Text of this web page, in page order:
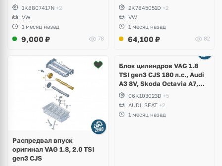
1K8807417N +2
VW
1 месяц назад
9,000 ₽ 78
2K7845051D +2
VW
1 месяц назад
64,100 ₽ 82
Распредвал впуск
оригинал VAG 1.8, 2.0 TSI
gen3 CJS
2 фото
Блок цилиндров VAG 1.8
TSI gen3 CJS 180 л.с., Audi
A3 8V, Skoda Octavia A7,
Superb, Volkswagen Passat
B8, Golf VII Alltrack, Seat
Leon
06K103023D +5
AUDI, SEAT +2
1 месяц назад